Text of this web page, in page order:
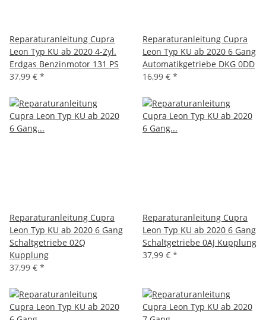
Reparaturanleitung Cupra
Leon Typ KU ab 2020 4-Zyl.
Erdgas Benzinmotor 131 PS
37,99 € *
Reparaturanleitung Cupra
Leon Typ KU ab 2020 6 Gang
Automatikgetriebe DKG 0DD
16,99 € *
Reparaturanleitung Cupra
Leon Typ KU ab 2020 6 Gang
Schaltgetriebe 02Q
Kupplung
37,99 € *
Reparaturanleitung Cupra
Leon Typ KU ab 2020 6 Gang
Schaltgetriebe 0AJ Kupplung
37,99 € *